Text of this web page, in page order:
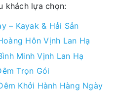
khách lựa chọn:
– Kayak & Hải Sản
Hôn Vịnh Lan Hạ
Minh Vịnh Lan Hạ
Trọn Gói
Khởi Hành Hàng Ngày